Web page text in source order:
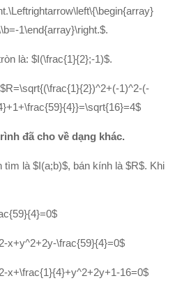
1\end{array}\right.$.
là: $I(\frac{1}{2};-1)$.
1)^2-(-
đã cho về dạng khác.
là $I(a;b)$, bán kính là $R$. Khi
x+y^2+2y-\frac{59}{4}=0$
x+\frac{1}{4}+y^2+2y+1-16=0$